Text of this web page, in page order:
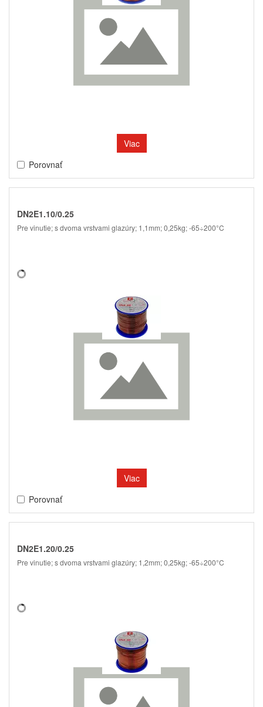
Viac
Porovnať
DN2E1.10/0.25
Pre vinutie; s dvoma vrstvami glazúry; 1,1mm; 0,25kg; -65÷200°C
Viac
Porovnať
DN2E1.20/0.25
Pre vinutie; s dvoma vrstvami glazúry; 1,2mm; 0,25kg; -65÷200°C